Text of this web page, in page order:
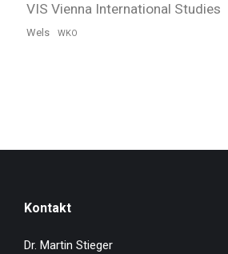
VIS Vienna International Studies
Wels WKO
Kontakt
Dr. Martin Stieger